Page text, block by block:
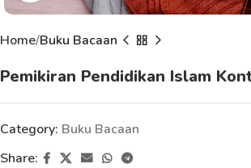
Home Buku Bacaan
Pemikiran Pendidikan Islam
Category: Buku Bacaan
Share: